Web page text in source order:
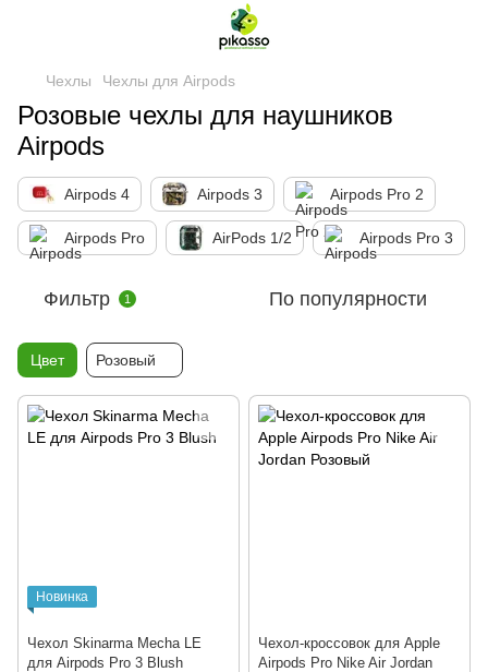
Чехлы Чехлы для Airpods
Розовые чехлы для наушников
Airpods
Airpods 4 Airpods 3 Airpods Pro 2
Airpods Pro AirPods 1/2 Airpods Pro 3
Фильтр 1 По популярности
Цвет Розовый
Новинка
Чехол Skinarma Mecha LE
для Airpods Pro 3 Blush
Чехол-кроссовок для Apple
Airpods Pro Nike Air Jordan